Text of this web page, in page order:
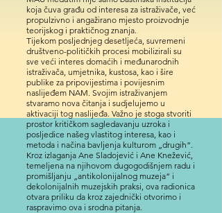
koja čuva građu od interesa za istraživače, već
propulzivno i angažirano mjesto proizvodnje
teorijskog i praktičnog znanja.
Tijekom posljednjeg desetljeća, suvremeni
društveno-političkih procesi mobilizirali su
sve veći interes domaćih i međunarodnih
istraživača, umjetnika, kustosa, kao i šire
publike za pripovijestima i povijesnim
naslijeđem NAM. Svojim istraživanjem
stvaramo nova čitanja i sudjelujemo u
aktivaciji tog naslijeđa. Važno je stoga stvoriti
prostor kritičkom sagledavanju uzroka i
posljedice našeg vlastitog interesa, kao i
metoda i načina bavljenja kulturom „drugih“.
Kroz izlaganja Ane Sladojević i Ane Knežević,
temeljena na njihovom dugogodišnjem radu i
promišljanju „antikolonijalnog muzeja“ i
dekolonijalnih muzejskih praksi, ova radionica
otvara priliku da kroz zajednički otvorimo i
raspravimo ova i srodna pitanja.